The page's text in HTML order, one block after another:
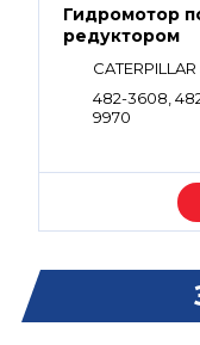
Гидромотор
редуктором
482-3608,
9970